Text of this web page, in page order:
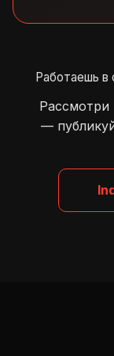
Работаешь в
Рассмотри
—